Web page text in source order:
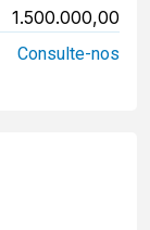
1.500.000,00
Consulte-nos